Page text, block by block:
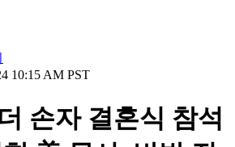
10:15 AM PST
손자 결혼식 참석